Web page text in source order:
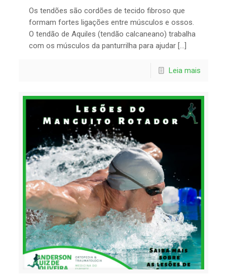
Os tendões são cordões de tecido fibroso que
formam fortes ligações entre músculos e ossos.
O tendão de Aquiles (tendão calcaneano) trabalha
com os músculos da panturrilha para ajudar […]
Leia mais